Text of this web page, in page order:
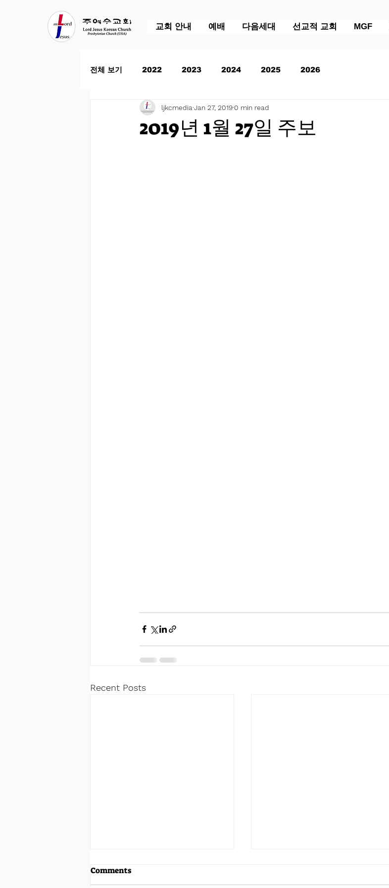
교회 안내 예배 다음세대 선교적 교회 MGF
전체 보기 2022 2023 2024 2025 2026
2019년 1월 27일 주보
ljkcmedia Jan 27, 20190 min read
Recent Posts
Comments